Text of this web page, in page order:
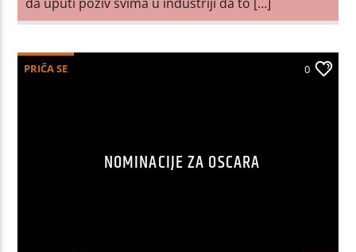
PRIČA SE 0
NOMINACIJE ZA OSCARA